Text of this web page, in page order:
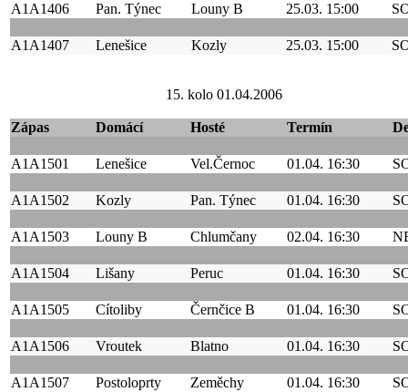
A1A1406 Pan. Týnec Louny B 25.03. 15:00
A1A1407 Lenešice Kozly 25.03. 15:00
15. kolo 01.04.2006
Zápas Domácí Hosté Termín
A1A1501 Lenešice Vel.Černoc 01.04. 16:30
A1A1502 Kozly Pan. Týnec 01.04. 16:30
A1A1503 Louny B Chlumčany 02.04. 16:30
A1A1504 Lišany Peruc 01.04. 16:30
A1A1505 Cítoliby Černčice B 01.04. 16:30
A1A1506 Vroutek Blatno 01.04. 16:30
A1A1507 Postoloprty Zeměchy 01.04. 16:30